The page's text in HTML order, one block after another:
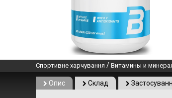
Спортивне харчування / Витамины и
Опис Склад